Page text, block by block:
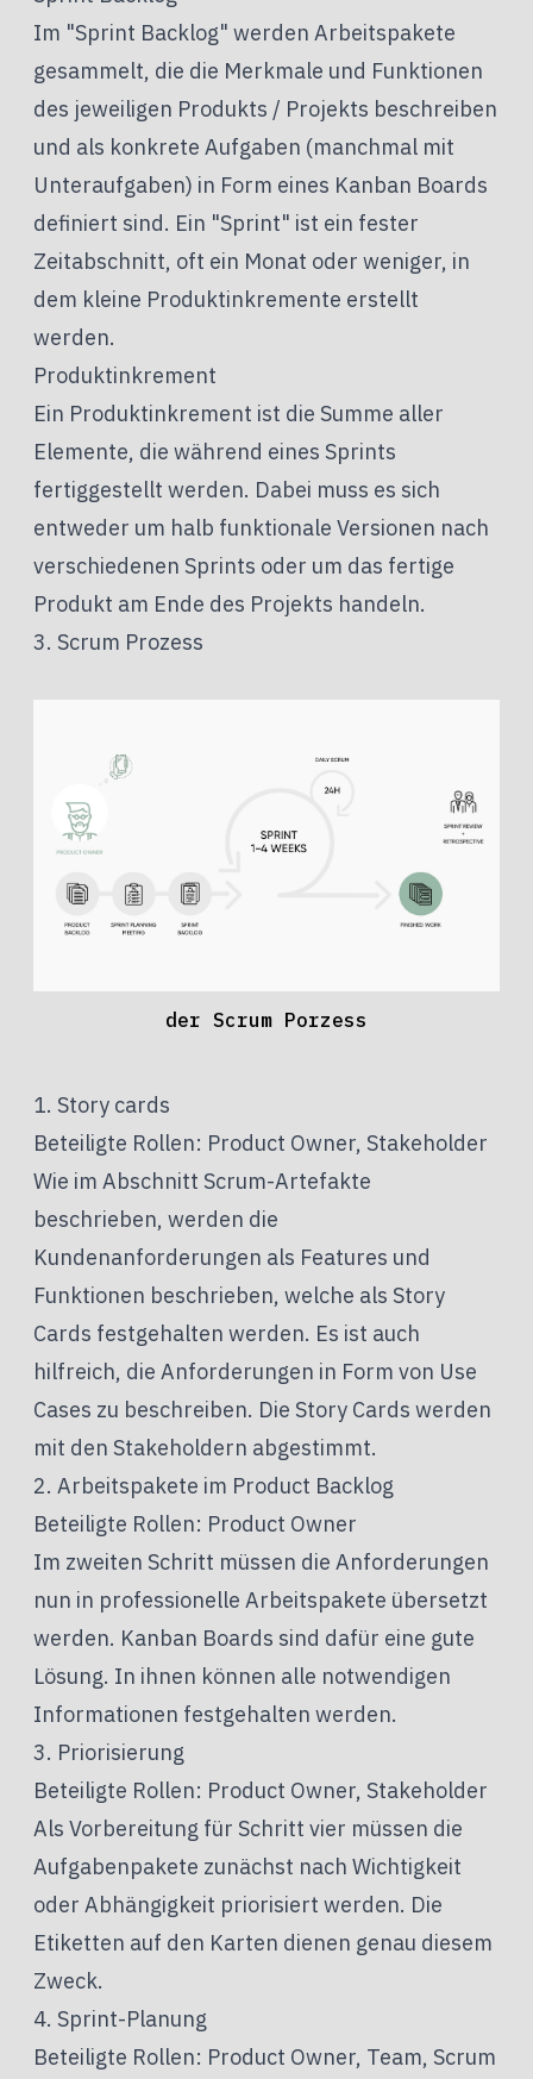
Im "Sprint Backlog" werden Arbeitspakete
gesammelt, die die Merkmale und Funktionen
des jeweiligen Produkts / Projekts beschreiben
und als konkrete Aufgaben (manchmal mit
Unteraufgaben) in Form eines Kanban Boards
definiert sind. Ein "Sprint" ist ein fester
Zeitabschnitt, oft ein Monat oder weniger, in
dem kleine Produktinkremente erstellt
werden.
Produktinkrement
Ein Produktinkrement ist die Summe aller
Elemente, die während eines Sprints
fertiggestellt werden. Dabei muss es sich
entweder um halb funktionale Versionen nach
verschiedenen Sprints oder um das fertige
Produkt am Ende des Projekts handeln.
3. Scrum Prozess
der Scrum Porzess
1. Story cards
Beteiligte Rollen: Product Owner, Stakeholder
Wie im Abschnitt Scrum-Artefakte
beschrieben, werden die
Kundenanforderungen als Features und
Funktionen beschrieben, welche als Story
Cards festgehalten werden. Es ist auch
hilfreich, die Anforderungen in Form von Use
Cases zu beschreiben. Die Story Cards werden
mit den Stakeholdern abgestimmt.
2. Arbeitspakete im Product Backlog
Beteiligte Rollen: Product Owner
Im zweiten Schritt müssen die Anforderungen
nun in professionelle Arbeitspakete übersetzt
werden. Kanban Boards sind dafür eine gute
Lösung. In ihnen können alle notwendigen
Informationen festgehalten werden.
3. Priorisierung
Beteiligte Rollen: Product Owner, Stakeholder
Als Vorbereitung für Schritt vier müssen die
Aufgabenpakete zunächst nach Wichtigkeit
oder Abhängigkeit priorisiert werden. Die
Etiketten auf den Karten dienen genau diesem
Zweck.
4. Sprint-Planung
Beteiligte Rollen: Product Owner, Team, Scrum